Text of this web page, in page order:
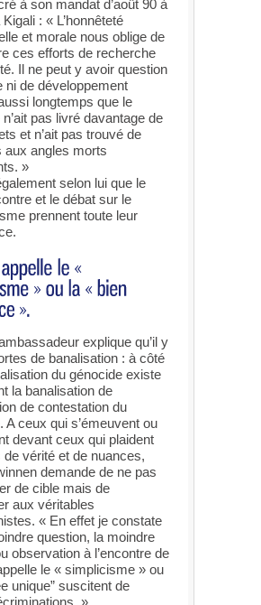
à son mandat d’août 90 à
: « L’honnêteté
et morale nous oblige de
ces efforts de recherche
Il ne peut y avoir question
ni de développement
longtemps que le
pas livré davantage de
et n’ait pas trouvé de
aux angles morts
»
selon lui que le
et le débat sur le
prennent toute leur
explique qu’il y
de banalisation : à côté
du génocide existe
la banalisation de
de contestation du
A ceux qui s’émeuvent ou
devant ceux qui plaident
de vérité et de nuances,
demande de ne pas
de cible mais de
aux véritables
« En effet je constate
question, la moindre
observation à l’encontre de
le « simplicisme » ou
unique” suscitent de
»